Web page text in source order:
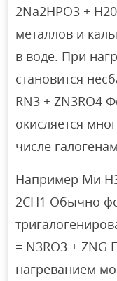
2Na2HPO3 +
металлов и
в воде. При
становится
RN3 + ZN3RO4
окисляется
числе
Например Ми
2CH1 Обычно
= N3RO3 +
нагреванием